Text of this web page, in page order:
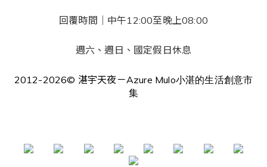
回覆時間｜中午12:00至晚上08:00
週六、週日、國定假日休息
2012-2026© 湛宇天夜－Azure Mulo小湛的生活創意市
集